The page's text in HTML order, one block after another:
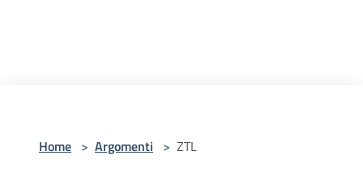
Home > Argomenti > ZTL